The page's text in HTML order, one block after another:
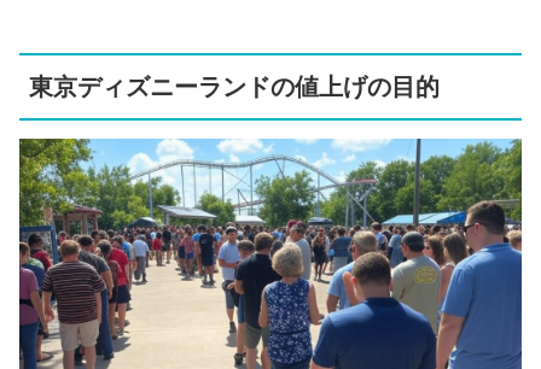
東京ディズニーランドの値上げの目的